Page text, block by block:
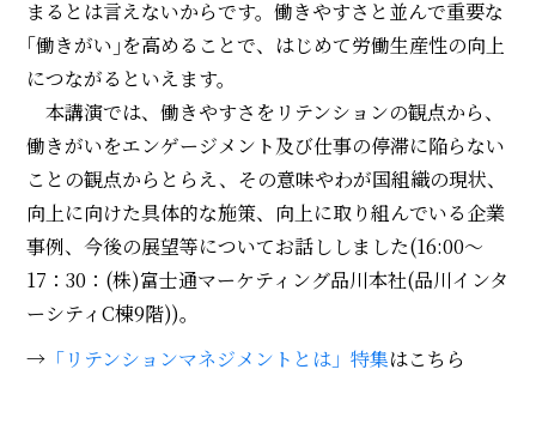
まるとは言えないからです。働きやすさと並んで重要な
｢働きがい｣を高めることで、はじめて労働生産性の向上
につながるといえます。
本講演では、働きやすさをリテンションの観点から、
働きがいをエンゲージメント及び仕事の停滞に陥らない
ことの観点からとらえ、その意味やわが国組織の現状、
向上に向けた具体的な施策、向上に取り組んでいる企業
事例、今後の展望等についてお話ししました(16:00～
17：30：(株)富士通マーケティング品川本社(品川インタ
ーシティC棟9階))。
→ 「リテンションマネジメントとは」特集はこちら